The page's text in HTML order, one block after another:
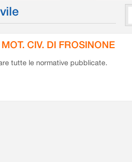
CIV. DI FROSINONE
tutte le normative pubblicate.